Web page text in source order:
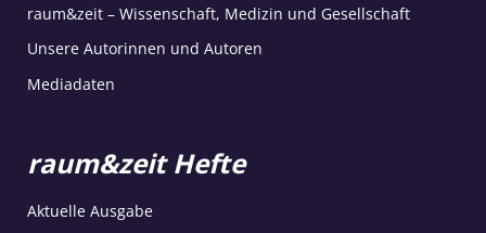
raum&zeit – Wissenschaft, Medizin und Gesellschaft
Unsere Autorinnen und Autoren
Mediadaten
raum&zeit Hefte
Aktuelle Ausgabe